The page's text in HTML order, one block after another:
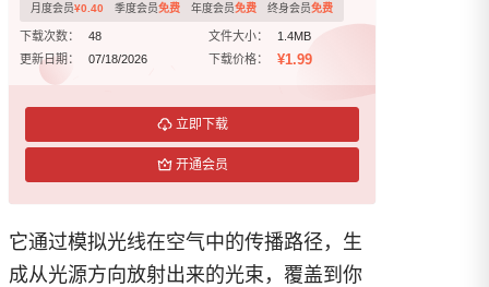
月度会员¥0.40 季度会员免费 年度会员免费 终身会员免费
下载次数： 48 文件大小：
1.4MB
更新日期：
07/18/2026 下载价格： ¥1.99
立即下载
开通会员
它通过模拟光线在空气中的传播路径，生
成从光源方向放射出来的光束，覆盖到你